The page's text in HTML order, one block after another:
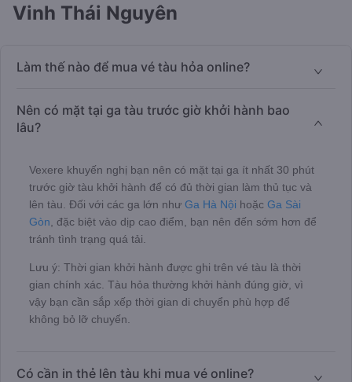
Vinh Thái Nguyên
Làm thế nào để mua vé tàu hỏa online?
Nên có mặt tại ga tàu trước giờ khởi hành bao
lâu?
Vexere khuyến nghị bạn nên có mặt tại ga ít nhất 30 phút
trước giờ tàu khởi hành để có đủ thời gian làm thủ tục và
lên tàu. Đối với các ga lớn như Ga Hà Nội hoặc Ga Sài
Gòn , đặc biệt vào dịp cao điểm, bạn nên đến sớm hơn để
tránh tình trạng quá tải.
Lưu ý: Thời gian khởi hành được ghi trên vé tàu là thời
gian chính xác. Tàu hỏa thường khởi hành đúng giờ, vì
vậy bạn cần sắp xếp thời gian di chuyển phù hợp để
không bỏ lỡ chuyến.
Có cần in thẻ lên tàu khi mua vé online?